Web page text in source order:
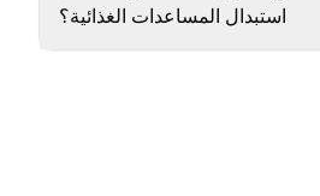
استبدال المساعدات الغذائية؟